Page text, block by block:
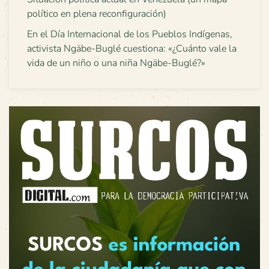
político en plena reconfiguración)
En el Día Internacional de los Pueblos Indígenas,
activista Ngäbe-Buglé cuestiona: «¿Cuánto vale la
vida de un niño o una niña Ngäbe-Buglé?»